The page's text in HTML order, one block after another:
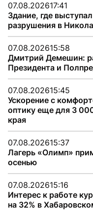
07.08.202617:41
Здание, где
разрушения в
07.08.202615:58
Дмитрий Демешин:
Президента и
07.08.202615:45
Ускорение с
оптику еще для 3
края
07.08.202615:37
Лагерь «Олимп»
осенью
07.08.202615:16
Интерес к работе
на 32% в